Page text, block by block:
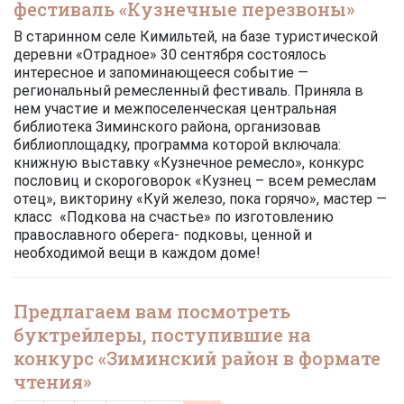
фестиваль «Кузнечные перезвоны»
В старинном селе Кимильтей, на базе туристической
деревни «Отрадное» 30 сентября состоялось
интересное и запоминающееся событие —
региональный ремесленный фестиваль. Приняла в
нем участие и межпоселенческая центральная
библиотека Зиминского района, организовав
библиоплощадку, программа которой включала:
книжную выставку «Кузнечное ремесло», конкурс
пословиц и скороговорок «Кузнец – всем ремеслам
отец», викторину «Куй железо, пока горячо», мастер —
класс «Подкова на счастье» по изготовлению
православного оберега- подковы, ценной и
необходимой вещи в каждом доме!
Предлагаем вам посмотреть
буктрейлеры, поступившие на
конкурс «Зиминский район в формате
чтения»